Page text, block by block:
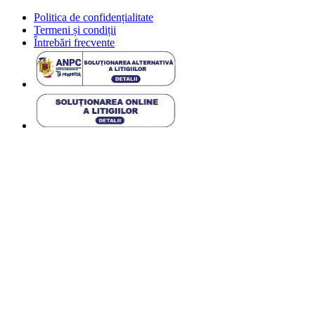
Politica de confidențialitate
Termeni și condiții
Întrebări frecvente